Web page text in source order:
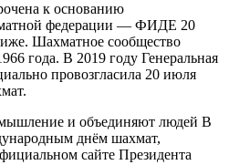
к основанию
федерации — ФИДЕ 20
Шахматное сообщество
года. В 2019 году Генеральная
провозгласила 20 июля
и объединяют людей В
днём шахмат,
сайте Президента